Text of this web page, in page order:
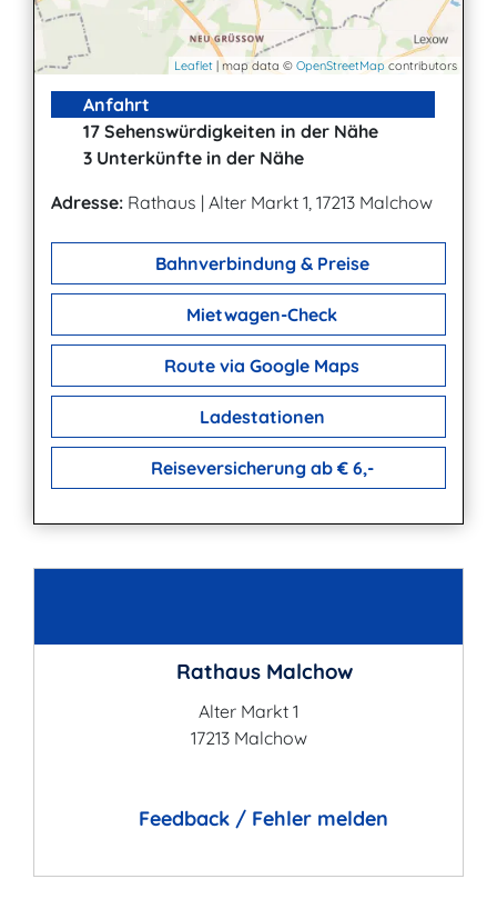
Leaflet | map data © OpenStreetMap contributors
Anfahrt
17 Sehenswürdigkeiten in der Nähe
3 Unterkünfte in der Nähe
Adresse: Rathaus | Alter Markt 1, 17213 Malchow
Bahnverbindung & Preise
Mietwagen-Check
Route via Google Maps
Ladestationen
Reiseversicherung ab € 6,-
Rathaus Malchow
Alter Markt 1
17213 Malchow
Feedback / Fehler melden